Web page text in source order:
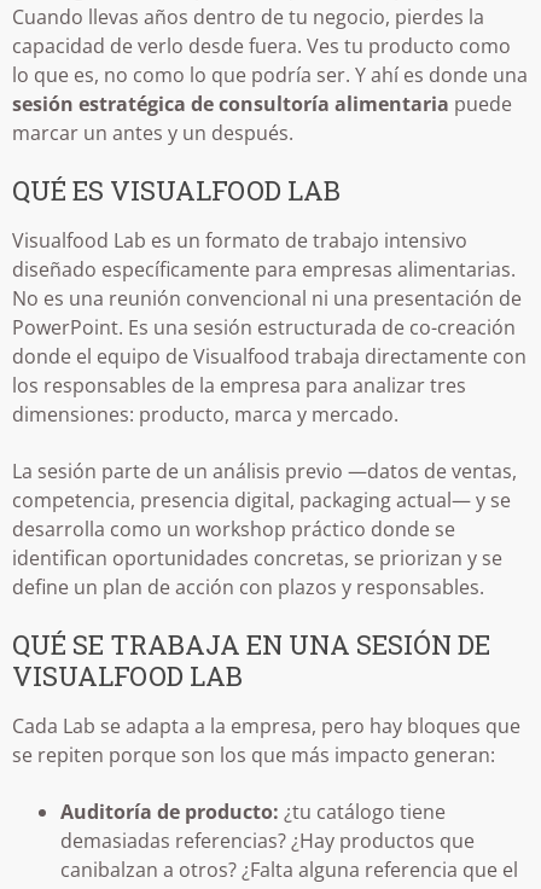
Cuando llevas años dentro de tu negocio, pierdes la
capacidad de verlo desde fuera. Ves tu producto como
lo que es, no como lo que podría ser. Y ahí es donde una
sesión estratégica de consultoría alimentaria puede
marcar un antes y un después.
QUÉ ES VISUALFOOD LAB
Visualfood Lab es un formato de trabajo intensivo
diseñado específicamente para empresas alimentarias.
No es una reunión convencional ni una presentación de
PowerPoint. Es una sesión estructurada de co-creación
donde el equipo de Visualfood trabaja directamente con
los responsables de la empresa para analizar tres
dimensiones: producto, marca y mercado.
La sesión parte de un análisis previo —datos de ventas,
competencia, presencia digital, packaging actual— y se
desarrolla como un workshop práctico donde se
identifican oportunidades concretas, se priorizan y se
define un plan de acción con plazos y responsables.
QUÉ SE TRABAJA EN UNA SESIÓN DE
VISUALFOOD LAB
Cada Lab se adapta a la empresa, pero hay bloques que
se repiten porque son los que más impacto generan:
Auditoría de producto: ¿tu catálogo tiene
demasiadas referencias? ¿Hay productos que
canibalzan a otros? ¿Falta alguna referencia que el